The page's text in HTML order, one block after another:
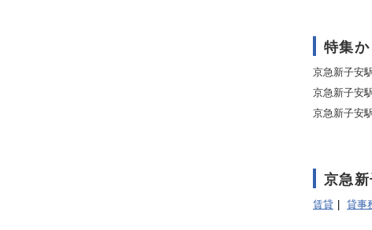
特集
京急新子安
京急新子安
京急新子安
京急
賃貸 貸事